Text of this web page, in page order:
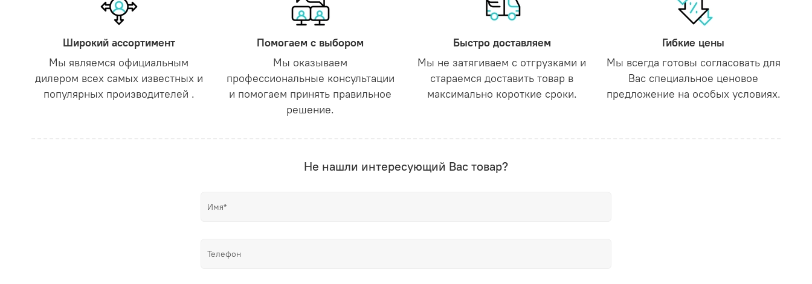
Широкий ассортимент
Мы являемся официальным
дилером всех самых известных и
популярных производителей .
Помогаем с выбором
Мы оказываем
профессиональные консультации
и помогаем принять правильное
решение.
Быстро доставляем
Мы не затягиваем с отгрузками и
стараемся доставить товар в
максимально короткие сроки.
Гибкие цены
Мы всегда готовы согласовать для
Вас специальное ценовое
предложение на особых условиях.
Не нашли интересующий Вас товар?